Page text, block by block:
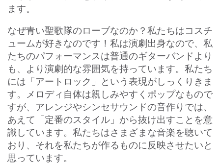
ます。
なぜ青い聖歌隊のローブなのか？私たちはコスチ
ュームが好きなのです！私は演劇出身なので、私
たちのパフォーマンスは普通のギターバンドより
も、より演劇的な雰囲気を持っています。私たち
には「アートロック」という表現がしっくりきま
す。メロディ自体は親しみやすくポップなもので
すが、アレンジやシンセサウンドの音作りでは、
あえて「定番のスタイル」から抜け出すことを意
識しています。私たちはさまざまな音楽を聴いて
おり、それを私たちが作るものに反映させたいと
思っています。